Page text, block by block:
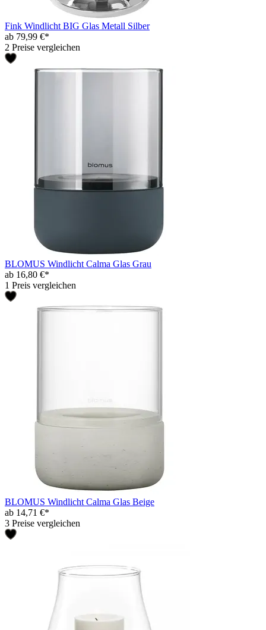
Fink Windlicht BIG Glas Metall Silber
ab 79,99 €*
2 Preise vergleichen
BLOMUS Windlicht Calma Glas Grau
ab 16,80 €*
1 Preis vergleichen
BLOMUS Windlicht Calma Glas Beige
ab 14,71 €*
3 Preise vergleichen